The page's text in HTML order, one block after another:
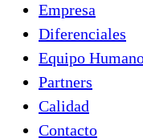
Empresa
Diferenciales
Equipo
Partners
Calidad
Contacto